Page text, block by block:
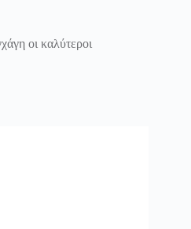
οι καλύτεροι